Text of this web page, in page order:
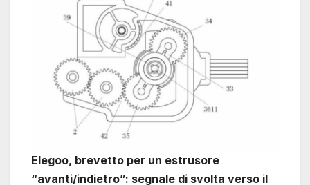
Elegoo, brevetto per un estrusore
“avanti/indietro”: segnale di svolta verso il